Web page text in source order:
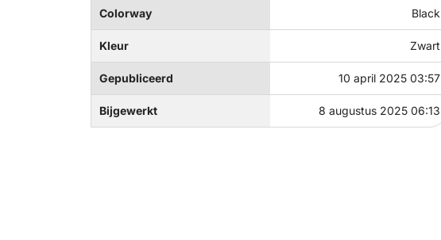
Colorway Black
Kleur Zwart
Gepubliceerd 10 april 2025 03:57
Bijgewerkt 8 augustus 2025 06:13